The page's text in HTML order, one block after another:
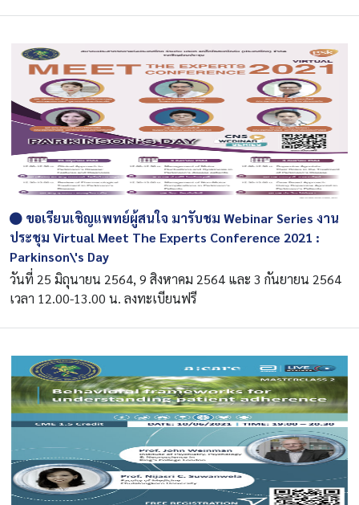
ขอเรียนเชิญแพทย์ผู้สนใจ มารับชม Webinar Series งาน
ประชุม Virtual Meet The Experts Conference 2021 :
Parkinson\'s Day
วันที่ 25 มิถุนายน 2564, 9 สิงหาคม 2564 และ 3 กันยายน 2564
เวลา 12.00-13.00 น. ลงทะเบียนฟรี